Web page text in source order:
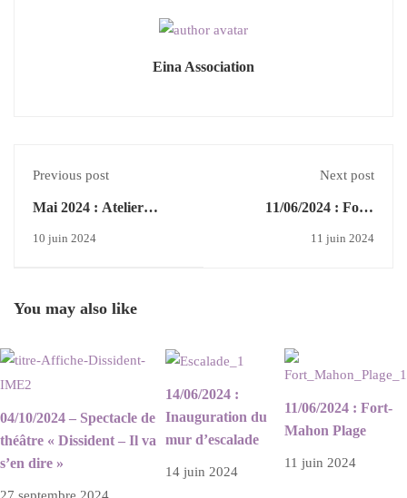
Eina Association
Previous post
Mai 2024 : Atelier
10 juin 2024
Next post
11/06/2024 : Fort-
11 juin 2024
You may also like
04/10/2024 – Spectacle de
théâtre « Dissident – Il va
s’en dire »
14/06/2024 :
Inauguration du
mur d’escalade
14 juin 2024
11/06/2024 : Fort-
Mahon Plage
11 juin 2024